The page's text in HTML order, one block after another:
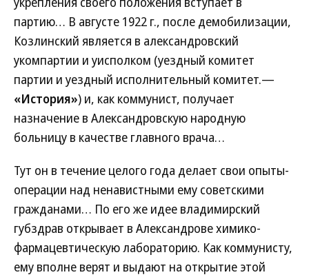
партию… В августе 1922 г., после демобилизации,
Козлинский является в александровский
укомпартии и уисполком (уездный комитет
партии и уездный исполнительный комитет.—
«История») и, как коммунист, получает
назначение в Александровскую народную
больницу в качестве главного врача…
Тут он в течение целого года делает свои опыты-
операции над ненавистными ему советскими
гражданами… По его же идее владимирский
губздрав открывает в Александрове химико-
фармацевтическую лабораторию. Как коммунисту,
ему вполне верят и выдают на открытие этой